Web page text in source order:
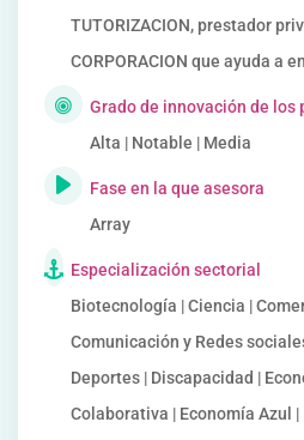
TUTORIZACION, prestador
CORPORACION que ayuda a
Grado de innovación de los
Alta | Notable | Media
Fase en la que asesora
Array
Especialización sectorial
Biotecnología | Ciencia |
Comunicación y Redes
Deportes | Discapacidad |
Colaborativa | Economía Azul